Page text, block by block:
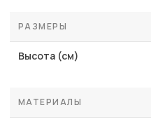
РАЗМЕРЫ
Высота (см)
МАТЕРИАЛЫ